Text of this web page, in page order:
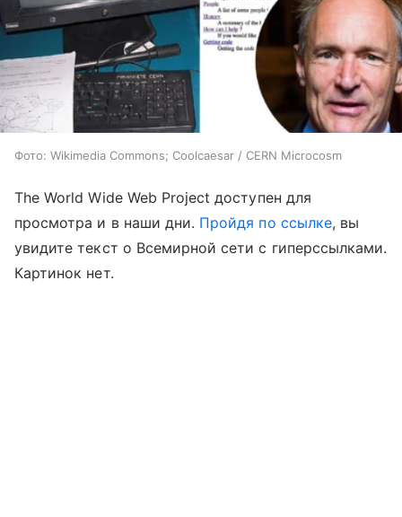
Фото: Wikimedia Commons; Coolcaesar / CERN Microcosm
The World Wide Web Project доступен для
просмотра и в наши дни. Пройдя по ссылке, вы
увидите текст о Всемирной сети с гиперссылками.
Картинок нет.